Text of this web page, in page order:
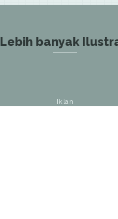
Lebih banyak
Iklan